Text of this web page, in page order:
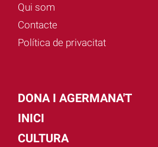
Qui som
Contacte
Política de privacitat
DONA I AGERMANA'T
INICI
CULTURA